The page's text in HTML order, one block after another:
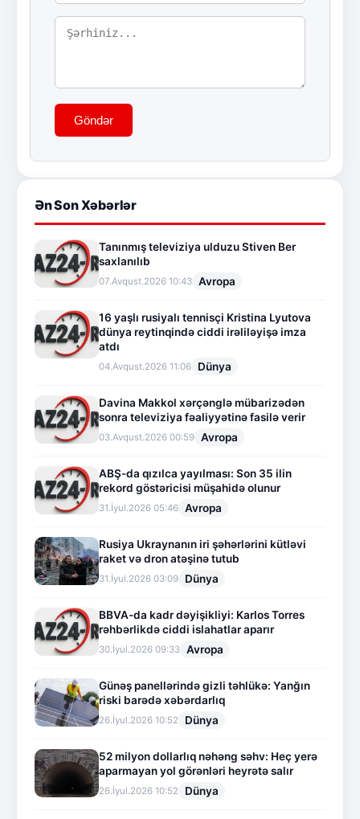
Göndər
Ən Son Xəbərlər
Tanınmış televiziya ulduzu Stiven Ber
saxlanılıb
07.Avqust.2026 10:43 Avropa
16 yaşlı rusiyalı tennisçi Kristina Lyutova
dünya reytinqində ciddi irəliləyişə imza
atdı
04.Avqust.2026 11:06 Dünya
Davina Makkol xərçənglə mübarizədən
sonra televiziya fəaliyyətinə fasilə verir
03.Avqust.2026 00:59 Avropa
ABŞ-da qızılca yayılması: Son 35 ilin
rekord göstəricisi müşahidə olunur
31.İyul.2026 05:46 Avropa
Rusiya Ukraynanın iri şəhərlərini kütləvi
raket və dron atəşinə tutub
31.İyul.2026 03:09 Dünya
BBVA-da kadr dəyişikliyi: Karlos Torres
rəhbərlikdə ciddi islahatlar aparır
30.İyul.2026 09:33 Avropa
Günəş panellərində gizli təhlükə: Yanğın
riski barədə xəbərdarlıq
26.İyul.2026 10:52 Dünya
52 milyon dollarlıq nəhəng səhv: Heç yerə
aparmayan yol görənləri heyrətə salır
26.İyul.2026 10:52 Dünya